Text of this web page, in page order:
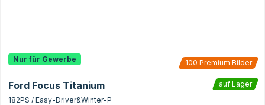
100 Premium Bilder
Nur für Gewerbe
Ford Focus Titanium
auf Lager
182PS / Easy-Driver&Winter-P